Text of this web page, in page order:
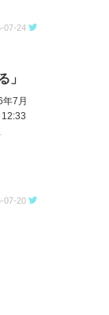
07-24
」
年7月
07-20